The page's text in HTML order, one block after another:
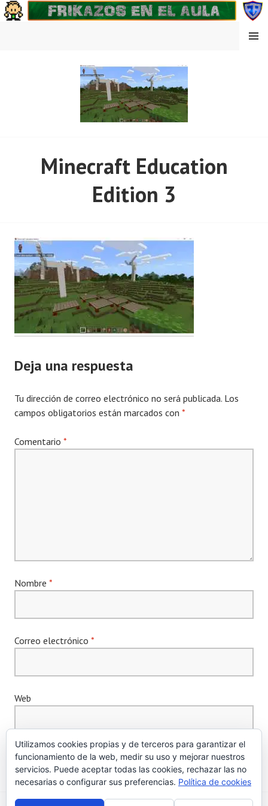
Saltar
al
MENÚ
Minecraft Education
Edition 3
Deja una respuesta
Tu dirección de correo electrónico no será publicada. Los
campos obligatorios están marcados con *
Comentario *
Nombre *
Correo electrónico *
Web
Utilizamos cookies propias y de terceros para garantizar el
funcionamiento de la web, medir su uso y mejorar nuestros
servicios. Puede aceptar todas las cookies, rechazar las no
necesarias o configurar sus preferencias. Política de cookies